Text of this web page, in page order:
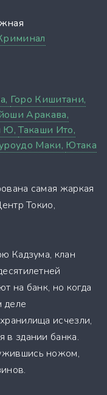
Горо Кишитани,
Аракава,
Ю,Такаши Ито,
Маки, Ютака
самая жаркая
Токио,
Кадзума, клан
на банк, но когда
деле
исчезли,
в здании банка.
ножом,